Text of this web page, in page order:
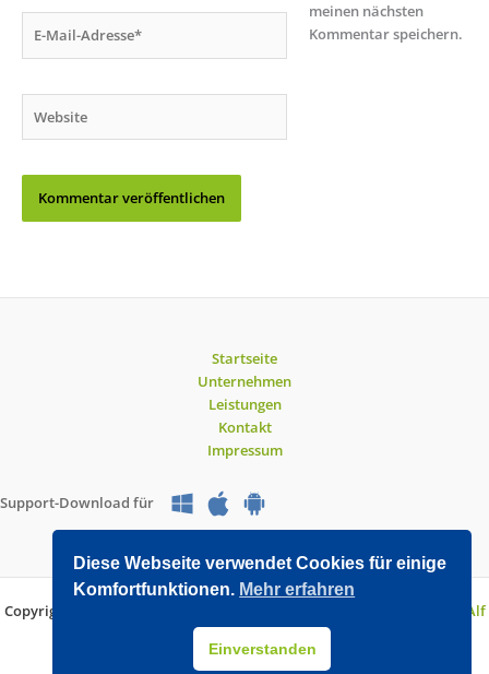
Mail-
meinen nächsten
Kommentar speichern.
Startseite
Unternehmen
Leistungen
Kontakt
Impressum
Support-Download für
Copyright © 2026 O&V DATEC GmbH | Entwickelt mit WordPress von
Alf
Drollinger
Diese Webseite verwendet Cookies für einige
Komfortfunktionen. Mehr erfahren
Einverstanden